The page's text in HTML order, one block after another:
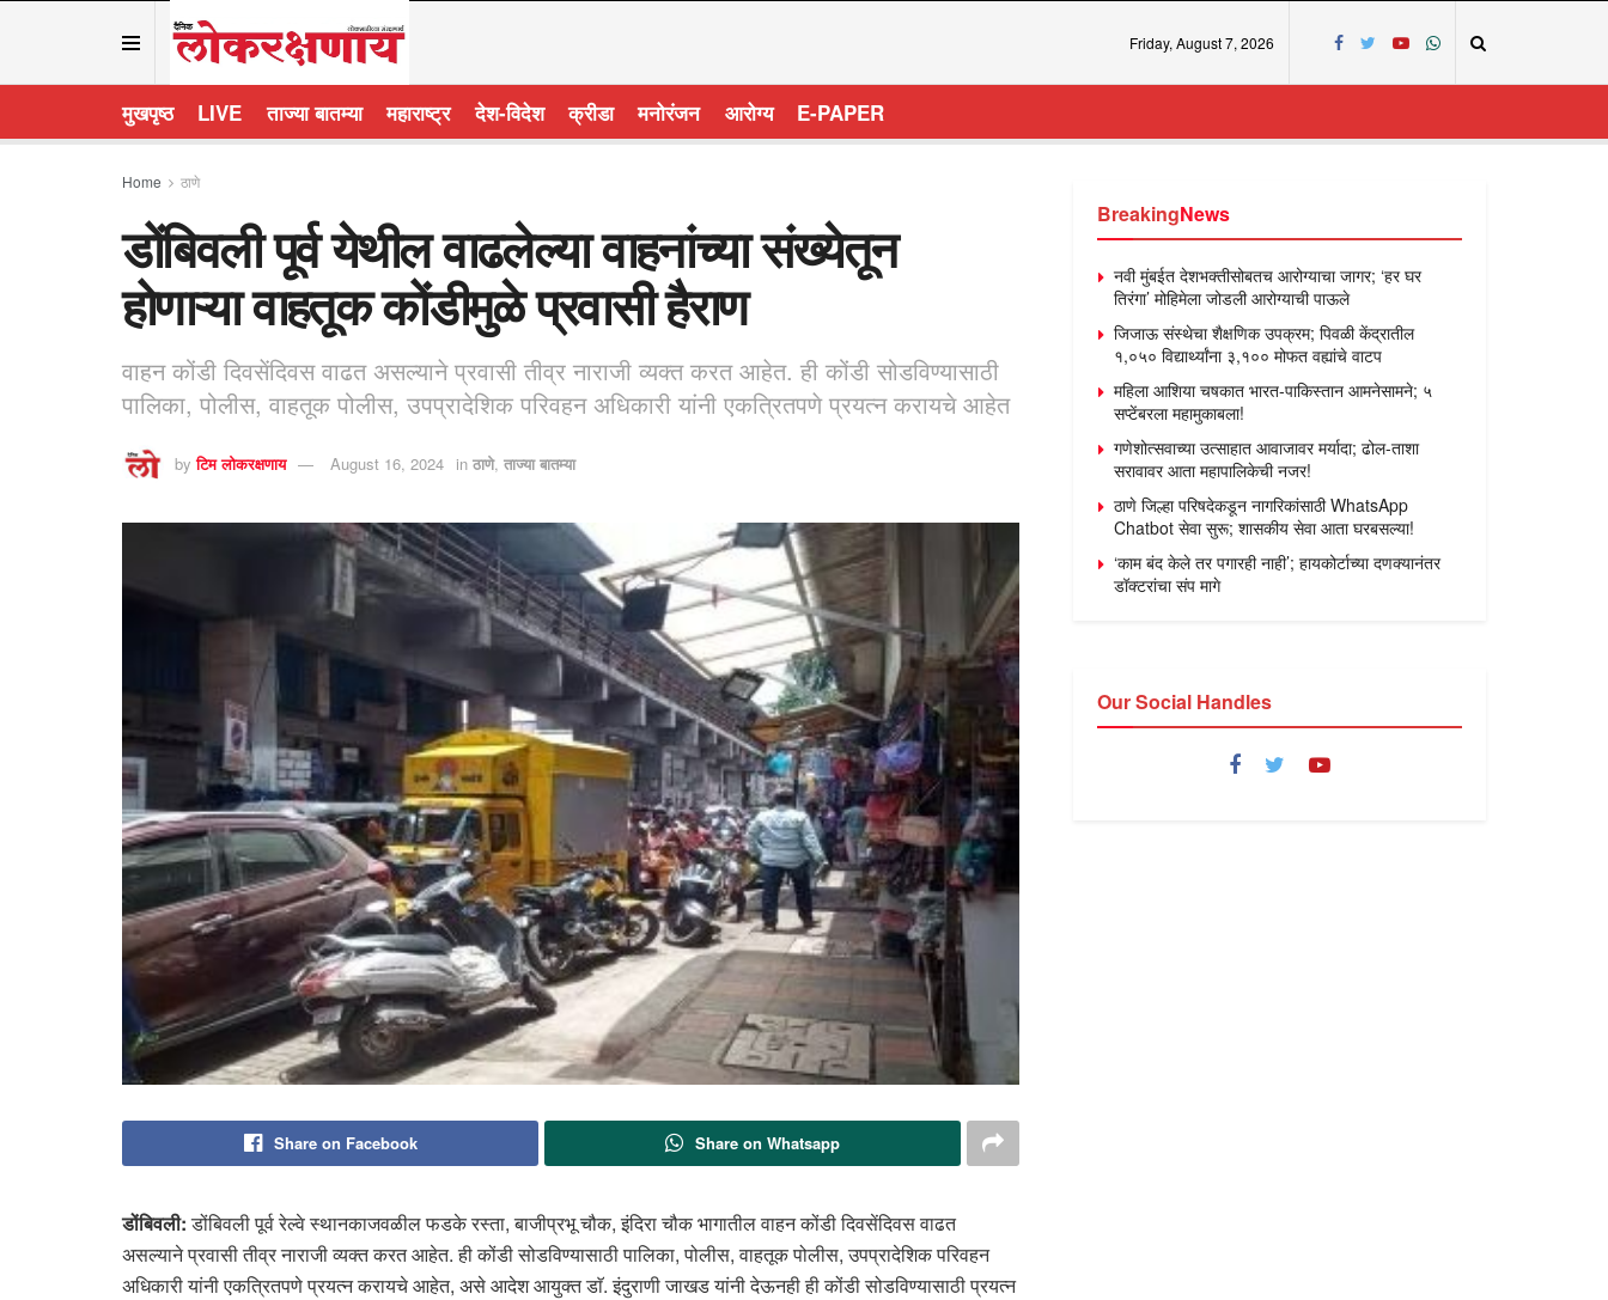
Friday, August 7, 2026
मुखपृष्ठ LIVE ताज्या बातम्या महाराष्ट्र देश-विदेश क्रीडा मनोरंजन आरोग्य E-PAPER
Home ठाणे
डोंबिवली पूर्व येथील वाढलेल्या वाहनांच्या संख्येतून
होणाऱ्या वाहतूक कोंडीमुळे प्रवासी हैराण
वाहन कोंडी दिवसेंदिवस वाढत असल्याने प्रवासी तीव्र नाराजी व्यक्त करत आहेत. ही कोंडी सोडविण्यासाठी
पालिका, पोलीस, वाहतूक पोलीस, उपप्रादेशिक परिवहन अधिकारी यांनी एकत्रितपणे प्रयत्न करायचे आहेत
by टिम लोकरक्षणाय August 16, 2024 in ठाणे, ताज्या बातम्या
Share on Facebook Share on Whatsapp
डोंबिवली:डोंबिवली पूर्व रेल्वे स्थानकाजवळील फडके रस्ता, बाजीप्रभू चौक, इंदिरा चौक भागातील वाहन कोंडी दिवसेंदिवस वाढत
असल्याने प्रवासी तीव्र नाराजी व्यक्त करत आहेत. ही कोंडी सोडविण्यासाठी पालिका, पोलीस, वाहतूक पोलीस, उपप्रादेशिक परिवहन
अधिकारी यांनी एकत्रितपणे प्रयत्न करायचे आहेत, असे आदेश आयुक्त डाॅ. इंदुराणी जाखड यांनी देऊनही ही कोंडी सोडविण्यासाठी प्रयत्न
BreakingNews
नवी मुंबईत देशभक्तीसोबतच आरोग्याचा जागर; ‘हर घर
तिरंगा’ मोहिमेला जोडली आरोग्याची पाऊले
जिजाऊ संस्थेचा शैक्षणिक उपक्रम; पिवळी केंद्रातील
१,०५० विद्यार्थ्यांना ३,१०० मोफत वह्यांचे वाटप
महिला आशिया चषकात भारत-पाकिस्तान आमनेसामने; ५
सप्टेंबरला महामुकाबला!
गणेशोत्सवाच्या उत्साहात आवाजावर मर्यादा; ढोल-ताशा
सरावावर आता महापालिकेची नजर!
ठाणे जिल्हा परिषदेकडून नागरिकांसाठी WhatsApp
Chatbot सेवा सुरू; शासकीय सेवा आता घरबसल्या!
‘काम बंद केले तर पगारही नाही’; हायकोर्टाच्या दणक्यानंतर
डॉक्टरांचा संप मागे
Our Social Handles